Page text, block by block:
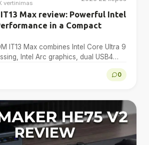
vertinimas
IT13 Max review: Powerful Intel
in a Compact
IT13 Max combines Intel Core Ultra 9
Intel Arc graphics, dual USB4
0